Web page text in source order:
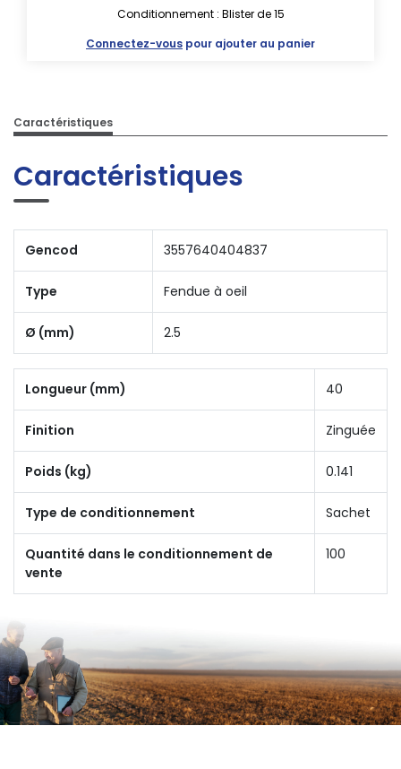
Conditionnement : Blister de 15
Connectez-vous pour ajouter au panier
Caractéristiques
Caractéristiques
Gencod 3557640404837
Type Fendue à oeil
Ø (mm) 2.5
Longueur (mm) 40
Finition Zinguée
Poids (kg) 0.141
Type de conditionnement Sachet
Quantité dans le conditionnement de
vente
100